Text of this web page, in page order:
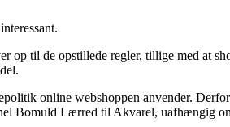
op til de opstillede regler, tillige med at
online webshoppen anvender.
Bomuld Lærred til Akvarel, uafhængig